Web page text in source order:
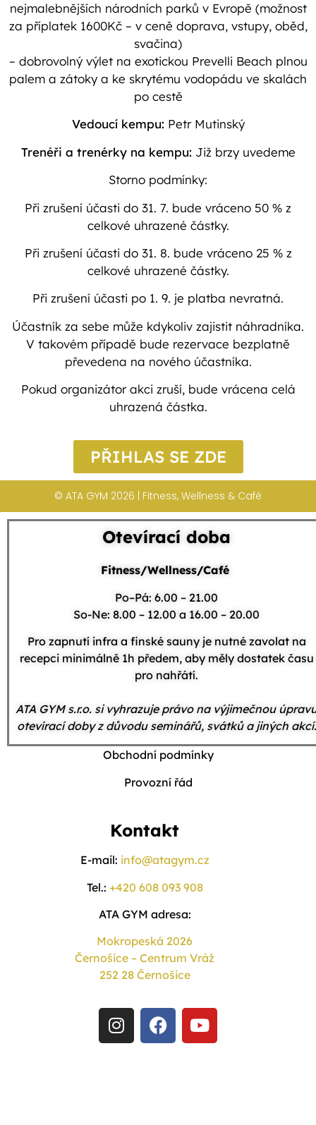
nejmalebnějších národních parků v Evropě (možnost
za příplatek 1600Kč – v ceně doprava, vstupy, oběd,
svačina)
– dobrovolný výlet na exotickou Prevelli Beach plnou
palem a zátoky a ke skrytému vodopádu ve skalách
po cestě
Vedoucí kempu: Petr Mutinský
Trenéři a trenérky na kempu: Již brzy uvedeme
Storno podmínky:
Při zrušení účasti do 31. 7. bude vráceno 50 % z
celkové uhrazené částky.
Při zrušení účasti do 31. 8. bude vráceno 25 % z
celkové uhrazené částky.
Při zrušení účasti po 1. 9. je platba nevratná.
Účastník za sebe může kdykoliv zajistit náhradníka.
V takovém případě bude rezervace bezplatně
převedena na nového účastníka.
Pokud organizátor akci zruší, bude vrácena celá
uhrazená částka.
PŘIHLAS SE ZDE
© ATA GYM 2026 | Fitness, Wellness & Café
Otevírací doba
Fitness/Wellness/Café
Po–Pá: 6.00 – 21.00
So-Ne: 8.00 – 12.00 a 16.00 – 20.00
Pro zapnutí infra a finské sauny je nutné zavolat na
recepci minimálně 1h předem, aby měly dostatek času
pro nahřátí.
ATA GYM s.r.o. si vyhrazuje právo na výjimečnou
otevírací doby z důvodu seminářů, svátků a jiných akcí.
Obchodní podmínky
Provozní řád
Kontakt
E-mail: info@atagym.cz
Tel.: +420 608 093 908
ATA GYM adresa:
Mokropeská 2026
Černošice – Centrum Vráž
252 28 Černošice